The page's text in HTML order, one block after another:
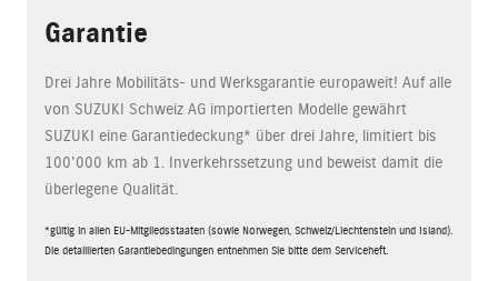
Garantie
Drei Jahre Mobilitäts- und Werksgarantie europaweit! Auf alle
von SUZUKI Schweiz AG importierten Modelle gewährt
SUZUKI eine Garantiedeckung* über drei Jahre, limitiert bis
100'000 km ab 1. Inverkehrssetzung und beweist damit die
überlegene Qualität.
*gültig in allen EU-Mitgliedsstaaten (sowie Norwegen, Schweiz/Liechtenstein und Island).
Die detaillierten Garantiebedingungen entnehmen Sie bitte dem Serviceheft.